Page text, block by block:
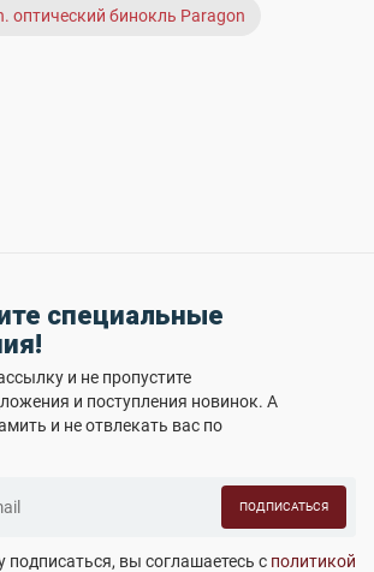
оптический бинокль Paragon
специальные
и не пропустите
и поступления новинок. А
и не отвлекать вас по
ПОДПИСАТЬСЯ
вы соглашаетесь с политикой